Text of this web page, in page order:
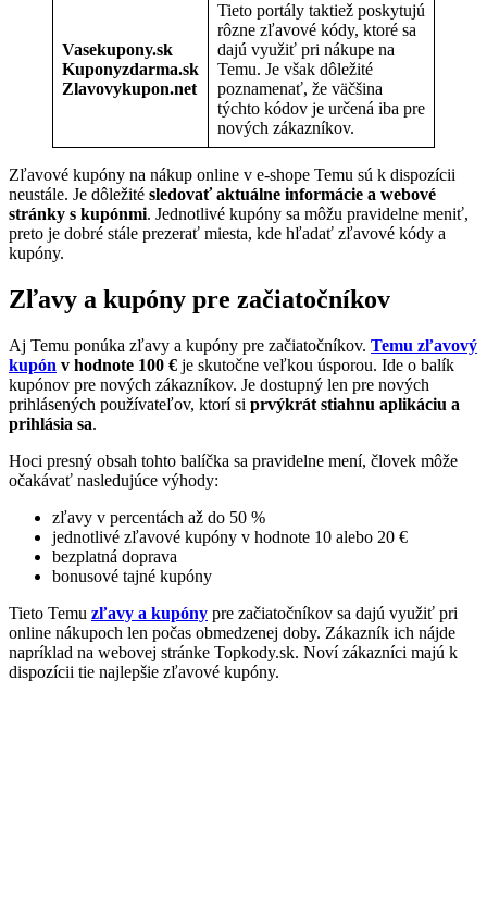
Vasekupony.sk
Kuponyzdarma.sk
Zlavovykupon.net
Tieto portály taktiež poskytujú
rôzne zľavové kódy, ktoré sa
dajú využiť pri nákupe na
Temu. Je však dôležité
poznamenať, že väčšina
týchto kódov je určená iba pre
nových zákazníkov.
Zľavové kupóny na nákup online v e-shope Temu sú k dispozícii
neustále. Je dôležité sledovať aktuálne informácie a webové
stránky s kupónmi. Jednotlivé kupóny sa môžu pravidelne meniť,
preto je dobré stále prezerať miesta, kde hľadať zľavové kódy a
kupóny.
Zľavy a kupóny pre začiatočníkov
Aj Temu ponúka zľavy a kupóny pre začiatočníkov. Temu zľavový
kupón v hodnote 100 € je skutočne veľkou úsporou. Ide o balík
kupónov pre nových zákazníkov. Je dostupný len pre nových
prihlásených používateľov, ktorí si prvýkrát stiahnu aplikáciu a
prihlásia sa.
Hoci presný obsah tohto balíčka sa pravidelne mení, človek môže
očakávať nasledujúce výhody:
zľavy v percentách až do 50 %
jednotlivé zľavové kupóny v hodnote 10 alebo 20 €
bezplatná doprava
bonusové tajné kupóny
Tieto Temu zľavy a kupóny pre začiatočníkov sa dajú využiť pri
online nákupoch len počas obmedzenej doby. Zákazník ich nájde
napríklad na webovej stránke Topkody.sk. Noví zákazníci majú k
dispozícii tie najlepšie zľavové kupóny.